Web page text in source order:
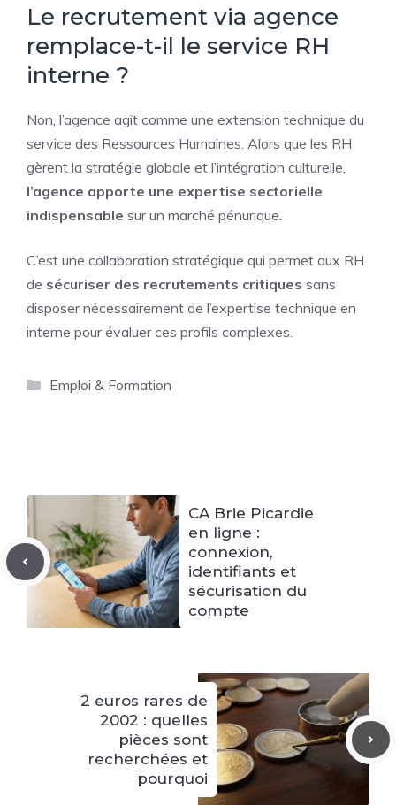
Le recrutement via agence
remplace-t-il le service RH
interne ?
Non, l’agence agit comme une extension technique du
service des Ressources Humaines. Alors que les RH
gèrent la stratégie globale et l’intégration culturelle,
l’agence apporte une expertise sectorielle
indispensable sur un marché pénurique.
C’est une collaboration stratégique qui permet aux RH
de sécuriser des recrutements critiques sans
disposer nécessairement de l’expertise technique en
interne pour évaluer ces profils complexes.
Catégories
Emploi & Formation
CA Brie Picardie
en ligne :
connexion,
identifiants et
sécurisation du
compte
2 euros rares de
2002 : quelles
pièces sont
recherchées et
pourquoi